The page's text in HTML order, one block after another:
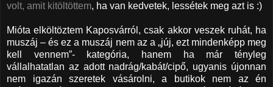
volt, amit kitöltöttem, ha van kedvetek, lessétek meg azt is :)
Mióta elköltöztem Kaposvárról, csak akkor veszek ruhát, ha
muszáj – és ez a muszáj nem az a „júj, ezt mindenképp meg
kell vennem”- kategória, hanem ha már tényleg
vállalhatatlan az adott nadrág/kabát/cipő, ugyanis újonnan
nem igazán szeretek vásárolni, a butikok nem az én